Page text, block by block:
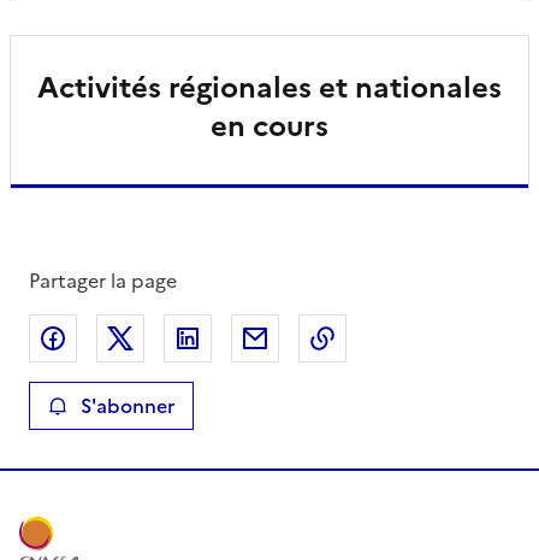
Activités régionales et nationales
en cours
Partager la page
Partager sur Facebook
Partager sur XPartager sur LinkedIn
Partager par email
S'abonner